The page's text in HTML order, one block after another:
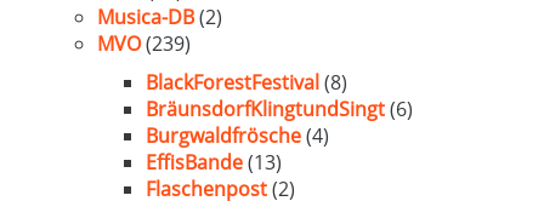
Musica-DB(2)
MVO(239)
BlackForestFestival(8)
BräunsdorfKlingtundSingt(6)
Burgwaldfrösche(4)
EffisBande(13)
Flaschenpost(2)